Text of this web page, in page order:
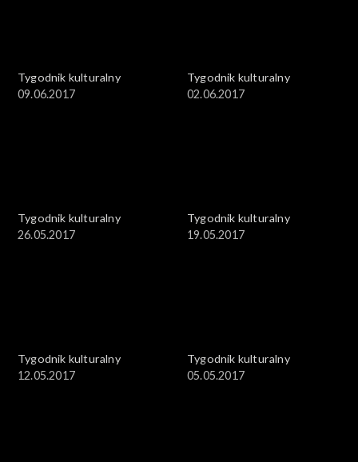
Tygodnik kulturalny
09.06.2017
Tygodnik kulturalny
02.06.2017
Tygodnik kulturalny
26.05.2017
Tygodnik kulturalny
19.05.2017
Tygodnik kulturalny
12.05.2017
Tygodnik kulturalny
05.05.2017